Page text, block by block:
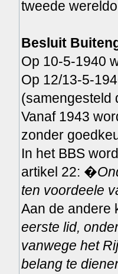
tweede
Besluit
Op 10-5-1940
Op 12/13-5-
(samengesteld
Vanaf 1943
zonder
In het BBS
artikel 22: �
ten voordeele
Aan de andere
eerste lid,
vanwege het
belang te